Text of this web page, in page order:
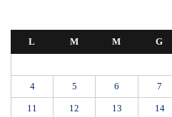
L M M G
4 5 6 7
11 12 13 14